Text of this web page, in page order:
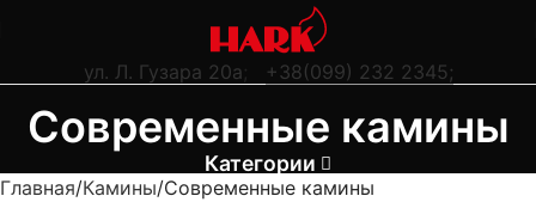
ул. Л. Гузара 20а; +38(099) 232 2345;
Современные камины
Категории
Главная Камины Современные камины